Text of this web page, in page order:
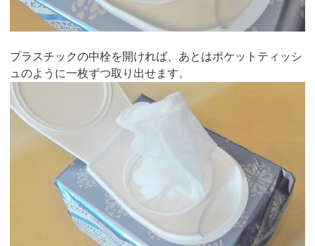
プラスチックの中栓を開ければ、あとはポケットティッシ
ュのように一枚ずつ取り出せます。